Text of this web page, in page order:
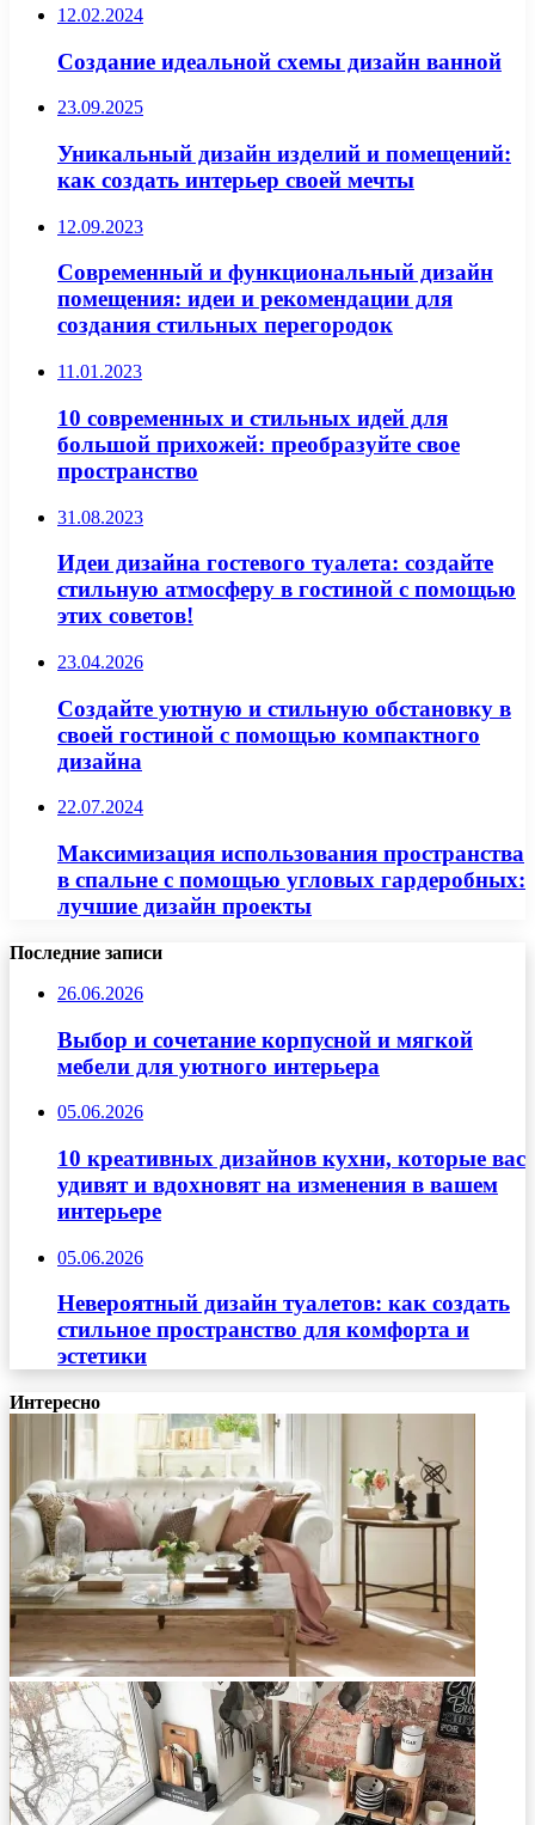
12.02.2024
Создание идеальной схемы дизайн ванной
23.09.2025
Уникальный дизайн изделий и помещений:
как создать интерьер своей мечты
12.09.2023
Современный и функциональный дизайн
помещения: идеи и рекомендации для
создания стильных перегородок
11.01.2023
10 современных и стильных идей для
большой прихожей: преобразуйте свое
пространство
31.08.2023
Идеи дизайна гостевого туалета: создайте
стильную атмосферу в гостиной с помощью
этих советов!
23.04.2026
Создайте уютную и стильную обстановку в
своей гостиной с помощью компактного
дизайна
22.07.2024
Максимизация использования пространства
в спальне с помощью угловых гардеробных:
лучшие дизайн проекты
Последние записи
26.06.2026
Выбор и сочетание корпусной и мягкой
мебели для уютного интерьера
05.06.2026
10 креативных дизайнов кухни, которые вас
удивят и вдохновят на изменения в вашем
интерьере
05.06.2026
Невероятный дизайн туалетов: как создать
стильное пространство для комфорта и
эстетики
Интересно